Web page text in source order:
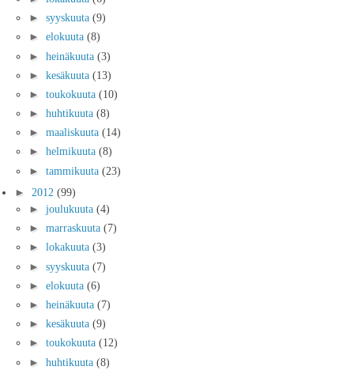
► syyskuuta (9)
► elokuuta (8)
► heinäkuuta (3)
► kesäkuuta (13)
► toukokuuta (10)
► huhtikuuta (8)
► maaliskuuta (14)
► helmikuuta (8)
► tammikuuta (23)
► 2012 (99)
► joulukuuta (4)
► marraskuuta (7)
► lokakuuta (3)
► syyskuuta (7)
► elokuuta (6)
► heinäkuuta (7)
► kesäkuuta (9)
► toukokuuta (12)
► huhtikuuta (8)